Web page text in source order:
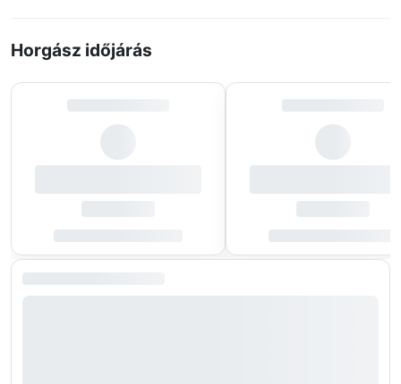
Horgász időjárás